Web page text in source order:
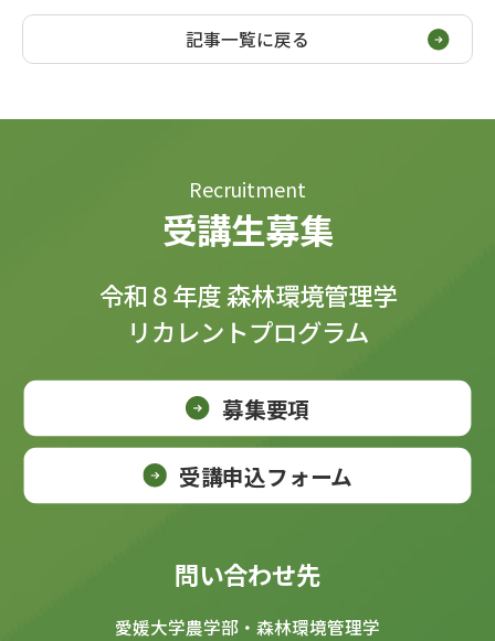
記事一覧に戻る
Recruitment
受講生募集
令和８年度 森林環境管理学
リカレントプログラム
募集要項
受講申込フォーム
問い合わせ先
愛媛大学農学部・森林環境管理学